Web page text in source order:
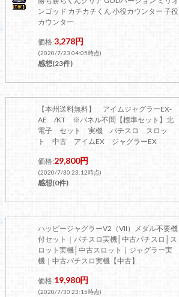
ンゴッド カチカチくん 小役カウンター 子役
カウンター
価格:3,278円
(2020/7/23 04:05時点)
感想(23件)
【本州送料無料】 アイムジャグラーEX-
AE /KT ※パネル不問【標準セット】北
電子 セット 実機 パチスロ スロッ
ト 中古 アイムEX ジャグラーEX
価格:29,800円
(2020/7/30 23:12時点)
感想(0件)
ハッピージャグラーV2（VII）メダル不要機
付セット｜パチスロ実機│中古パチスロ│ス
ロット実機│中古スロット｜ジャグラー実
機｜中古パチスロ実機【中古】
価格:19,980円
(2020/7/30 23:15時点)